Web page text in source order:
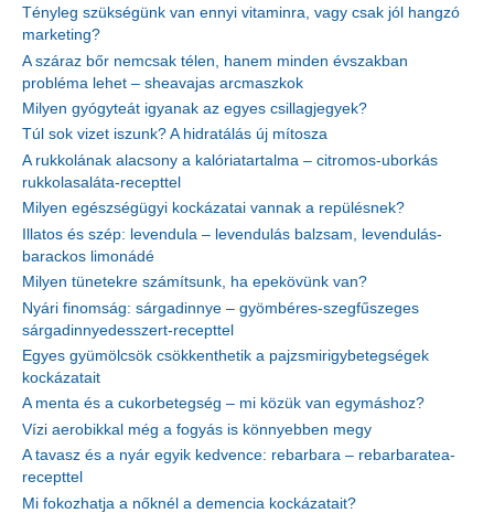
Tényleg szükségünk van ennyi vitaminra, vagy csak jól hangzó
marketing?
A száraz bőr nemcsak télen, hanem minden évszakban
probléma lehet – sheavajas arcmaszkok
Milyen gyógyteát igyanak az egyes csillagjegyek?
Túl sok vizet iszunk? A hidratálás új mítosza
A rukkolának alacsony a kalóriatartalma – citromos-uborkás
rukkolasaláta-recepttel
Milyen egészségügyi kockázatai vannak a repülésnek?
Illatos és szép: levendula – levendulás balzsam, levendulás-
barackos limonádé
Milyen tünetekre számítsunk, ha epekövünk van?
Nyári finomság: sárgadinnye – gyömbéres-szegfűszeges
sárgadinnyedesszert-recepttel
Egyes gyümölcsök csökkenthetik a pajzsmirigybetegségek
kockázatait
A menta és a cukorbetegség – mi közük van egymáshoz?
Vízi aerobikkal még a fogyás is könnyebben megy
A tavasz és a nyár egyik kedvence: rebarbara – rebarbaratea-
recepttel
Mi fokozhatja a nőknél a demencia kockázatait?